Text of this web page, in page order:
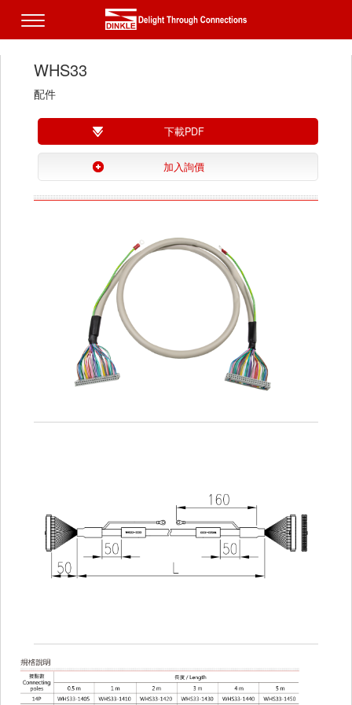
WHS33
配件
下載PDF
加入詢價